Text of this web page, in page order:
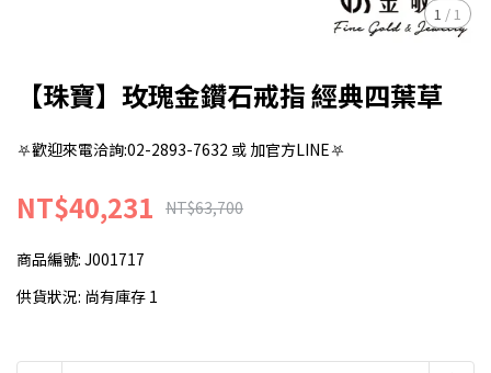
1 / 1
【珠寶】玫瑰金鑽石戒指 經典四葉草
⛧歡迎來電洽詢:02-2893-7632 或 加官方LINE⛧
NT$40,231 NT$63,700
商品編號: J001717
供貨狀況: 尚有庫存 1